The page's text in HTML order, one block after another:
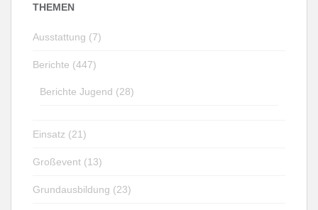
THEMEN
Ausstattung (7)
Berichte (447)
Berichte Jugend (28)
Einsatz (21)
Großevent (13)
Grundausbildung (23)